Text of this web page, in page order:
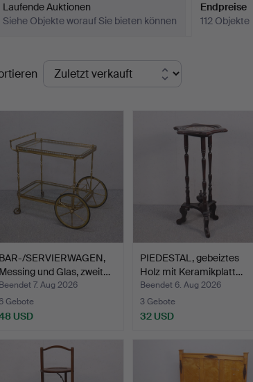
Laufende Auktionen
Siehe Objekte worauf Sie bieten können
Endpreise
112 Objekte
Endpreise
BAR-/SERVIERWAGEN,
Messing und Glas, zweit…
Beendet 7. Aug 2026
Gebote
USD
PIEDESTAL, gebeiztes
Holz mit Keramikplatt…
Beendet 6. Aug 2026
3 Gebote
32 USD